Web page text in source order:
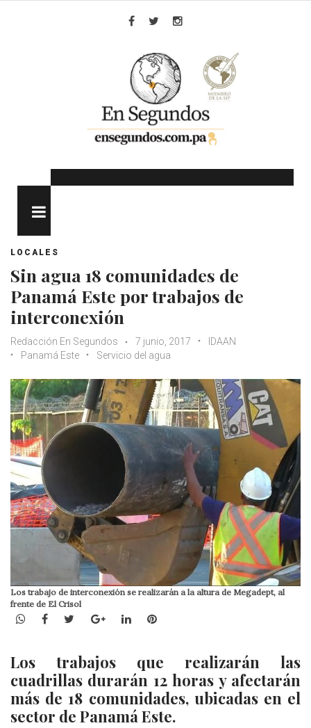
LOCALES
Sin agua 18 comunidades de
Panamá Este por trabajos de
interconexión
Redacción En Segundos 7 junio, 2017
IDAAN
Panamá Este
Servicio del agua
Los trabajo de interconexión se realizarán a la altura de Megadept, al
frente de El Crisol
WhatsApp
Facebook
TwitterGoogle+LinkedInPinterest
Los trabajos que realizarán las
cuadrillas durarán 12 horas y afectarán
más de 18 comunidades, ubicadas en el
sector de Panamá Este.